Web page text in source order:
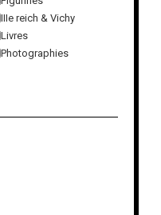
IIIe reich & Vichy
Livres
Photographies